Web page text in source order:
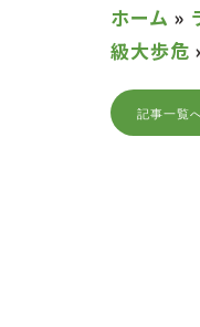
ホーム »
級大歩危
記事一覧へ